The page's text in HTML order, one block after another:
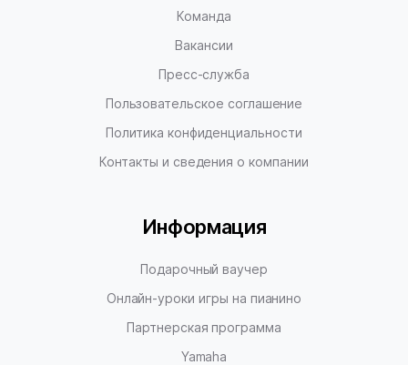
Команда
Вакансии
Пресс-служба
Пользовательское соглашение
Политика конфиденциальности
Контакты и сведения о компании
Информация
Подарочный ваучер
Онлайн-уроки игры на пианино
Партнерская программа
Yamaha